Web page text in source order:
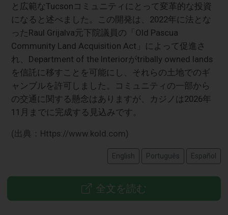
と広範なTucsonコミュニティにとって変革的な投資
になると述べました。この開発は、2022年に法とな
ったRaul Grijalva元下院議員の「Old Pascua
Community Land Acquisition Act」によって促進さ
れ、Department of the Interiorがtribally owned lands
を信託に移すことを可能にし、それらの土地でのギ
ャンブルを許可しました。コミュニティの一部から
の交通に関する懸念はありますが、カジノは2026年
11月までに完成する見込みです。
(出典：Https://www.kold.com)
English Português Español
全文を読む